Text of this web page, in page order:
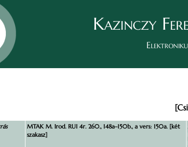
Kazinczy
MTAK M. Irod. RUI 4r. 260., 148a–150b., a vers: 150a. [két
szakasz]